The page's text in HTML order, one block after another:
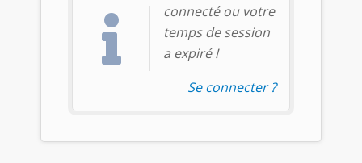
connecté ou votre
temps de session
a expiré !
Se connecter ?